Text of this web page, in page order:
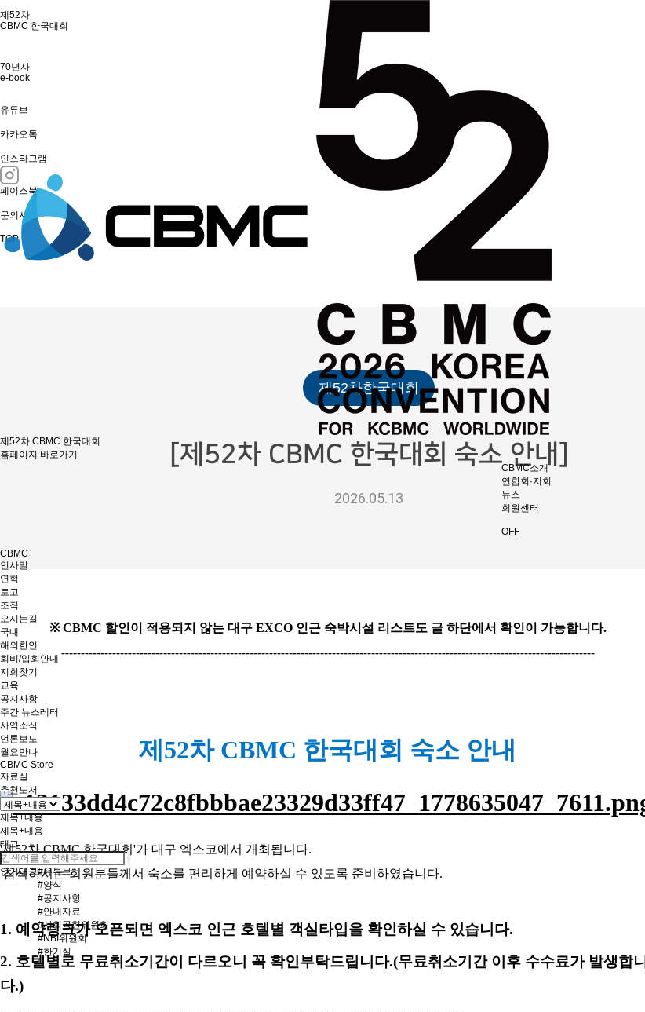
제52차 CBMC 한국대회
홈페이지 바로가기
CBMC소개
연합회·지회
뉴스
회원센터
OFF
CBMC
인사말
연혁
로고
조직
오시는길
국내
해외한인
회비/입회안내
지회찾기
교육
공지사항
주간 뉴스레터
사역소식
언론보도
월요만나
CBMC Store
자료실
추천도서
제목+내용
제목+내용
태그
인기태그#유튜브
#양식
#공지사항
#안내자료
#사회공헌위원회
#NBI위원회
#한기실
제52차
CBMC 한국대회
70년사
e-book
유튜브
카카오톡
인스타그램
페이스북
문의사항
TOP
제52차한국대회
[제52차 CBMC 한국대회 숙소 안내]
2026.05.13
※ CBMC 할인이 적용되지 않는 대구EXCO 인근 숙박시설 리스트도 글 하단에서 확인이 가능합니다.
----------------------------------------------------------------------------------------------------------------------------------------
제52차 CBMC 한국대회 숙소 안내
'제52차CBMC한국대회 '가 대구 엑스코에서 개최됩니다.
참석하시는 회원분들께서 숙소를 편리하게 예약하실 수 있도록 준비하였습니다.
1. 예약링크가 오픈되면 엑스코 인근 호텔별 객실타입을 확인하실 수 있습니다.
2. 호텔별로 무료취소기간이 다르오니 꼭 확인부탁드립니다.(무료취소기간 이후 수수료가 발생합니
다.)